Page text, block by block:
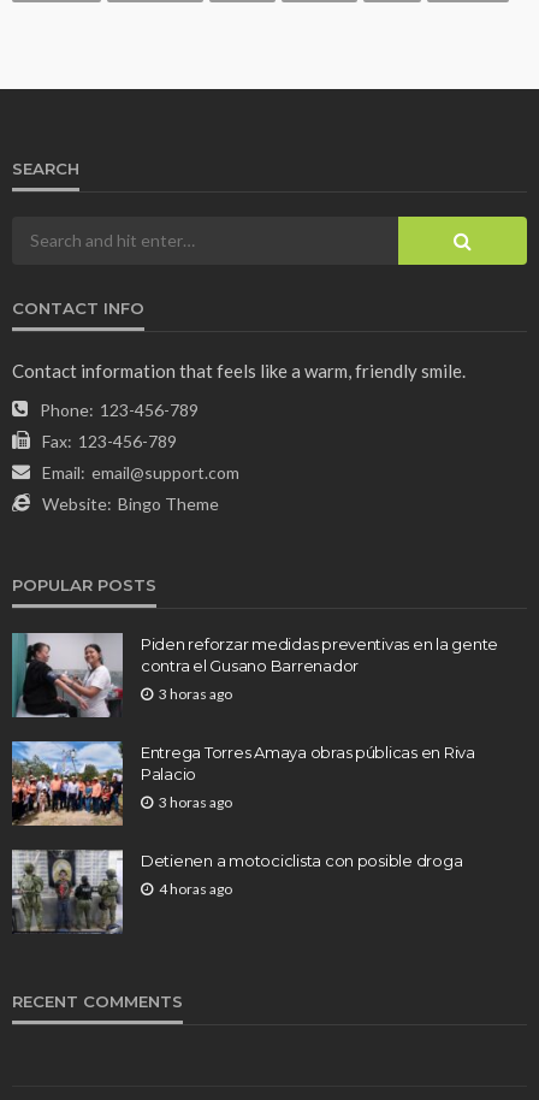
SEARCH
CONTACT INFO
Contact information that feels like a warm, friendly smile.
Phone: 123-456-789
Fax: 123-456-789
Email: email@support.com
Website: Bingo Theme
POPULAR POSTS
Piden reforzar medidas preventivas en la gente
contra el Gusano Barrenador
3 horas ago
Entrega Torres Amaya obras públicas en Riva
Palacio
3 horas ago
Detienen a motociclista con posible droga
4 horas ago
RECENT COMMENTS